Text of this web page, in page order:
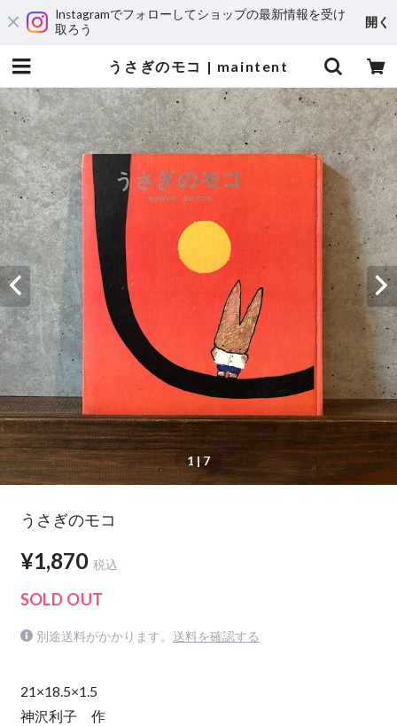
Instagramでフォローしてショップの最新情報を受け
取ろう
開く
うさぎのモコ | maintent
1 | 7
うさぎのモコ
¥1,870 税込
SOLD OUT
別途送料がかかります。 送料を確認する
21×18.5×1.5
神沢利子 作